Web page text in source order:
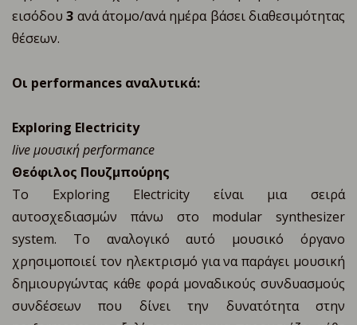
εισόδου3 ανά άτομο/ανά ημέρα βάσει διαθεσιμότητας
θέσεων.
Οι performances αναλυτικά:
Exploring Electricity
live μουσική performance
Θεόφιλος Πουζμπούρης
To Exploring Electricity είναι μια σειρά
αυτοσχεδιασμών πάνω στο modular synthesizer
system. Το αναλογικό αυτό μουσικό όργανο
χρησιμοποιεί τον ηλεκτρισμό για να παράγει μουσική
δημιουργώντας κάθε φορά μοναδικούς συνδυασμούς
συνδέσεων που δίνει την δυνατότητα στην